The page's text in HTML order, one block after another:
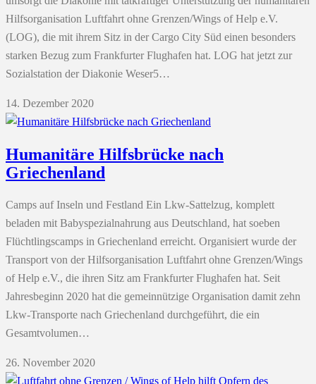
Hilfsorganisation Luftfahrt ohne Grenzen/Wings of Help e.V.
(LOG), die mit ihrem Sitz in der Cargo City Süd einen besonders
starken Bezug zum Frankfurter Flughafen hat. LOG hat jetzt zur
Sozialstation der Diakonie Weser5…
14. Dezember 2020
Humanitäre Hilfsbrücke nach
Griechenland
Camps ­auf Inseln und Festland Ein Lkw-Sattelzug, komplett
beladen mit Babyspezialnahrung aus Deutschland, hat soeben
Flüchtlingscamps in Griechenland erreicht. Organisiert wurde der
Transport von der Hilfsorganisation Luftfahrt ohne Grenzen/Wings
of Help e.V., die ihren Sitz am Frankfurter Flughafen hat. Seit
Jahresbeginn 2020 hat die gemeinnützige Organisation damit zehn
Lkw-Transporte nach Griechenland durchgeführt, die ein
Gesamtvolumen…
26. November 2020